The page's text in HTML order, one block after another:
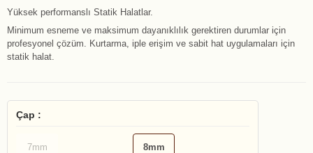
Yüksek performanslı Statik Halatlar.
Minimum esneme ve maksimum dayanıklılık gerektiren durumlar için
profesyonel çözüm. Kurtarma, iple erişim ve sabit hat uygulamaları için
statik halat.
Çap :
7mm 8mm